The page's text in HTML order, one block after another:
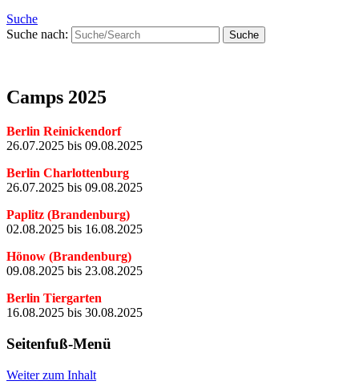
Suche
Suche nach:
Camps 2025
Berlin Reinickendorf
26.07.2025 bis 09.08.2025
Berlin Charlottenburg
26.07.2025 bis 09.08.2025
Paplitz (Brandenburg)
02.08.2025 bis 16.08.2025
Hönow (Brandenburg)
09.08.2025 bis 23.08.2025
Berlin Tiergarten
16.08.2025 bis 30.08.2025
Seitenfuß-Menü
Weiter zum Inhalt